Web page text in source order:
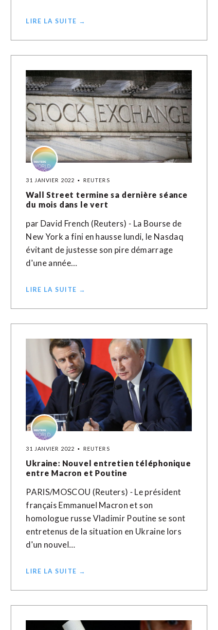
LIRE LA SUITE →
31 JANVIER 2022 REUTERS
Wall Street termine sa dernière séance
du mois dans le vert
par David French (Reuters) - La Bourse de
New York a fini en hausse lundi, le Nasdaq
évitant de justesse son pire démarrage
d'une année…
LIRE LA SUITE →
31 JANVIER 2022 REUTERS
Ukraine: Nouvel entretien téléphonique
entre Macron et Poutine
PARIS/MOSCOU (Reuters) - Le président
français Emmanuel Macron et son
homologue russe Vladimir Poutine se sont
entretenus de la situation en Ukraine lors
d'un nouvel…
LIRE LA SUITE →